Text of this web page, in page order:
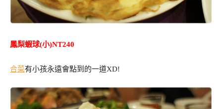
鳳梨蝦球(小)NT240
合菜有小孩永遠會點到的一道XD!